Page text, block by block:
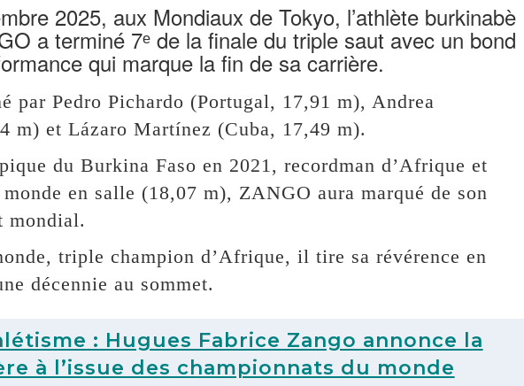
2025, aux Mondiaux de Tokyo, l’athlète burkinabè
a terminé 7ᵉ de la finale du triple saut avec un bond
qui marque la fin de sa carrière.
par Pedro Pichardo (Portugal, 17,91 m), Andrea
m) et Lázaro Martínez (Cuba, 17,49 m).
du Burkina Faso en 2021, recordman d’Afrique et
en salle (18,07 m), ZANGO aura marqué de son
mondial.
triple champion d’Afrique, il tire sa révérence en
décennie au sommet.
: Hugues Fabrice Zango annonce la
à l’issue des championnats du monde